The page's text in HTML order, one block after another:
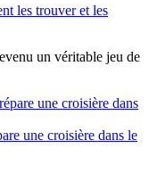
les trouver et les
un véritable jeu de
une croisière dans le